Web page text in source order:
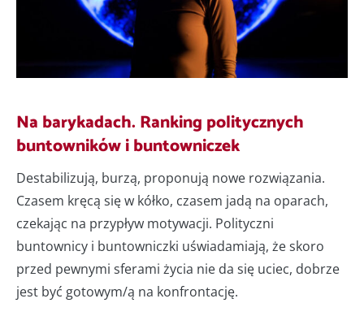
Na barykadach. Ranking politycznych
buntowników i buntowniczek
Destabilizują, burzą, proponują nowe rozwiązania.
Czasem kręcą się w kółko, czasem jadą na oparach,
czekając na przypływ motywacji. Polityczni
buntownicy i buntowniczki uświadamiają, że skoro
przed pewnymi sferami życia nie da się uciec, dobrze
jest być gotowym/ą na konfrontację.